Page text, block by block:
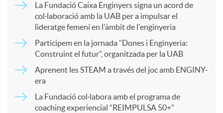
t
La Fundació Caixa Enginyers signa un acord de
col·laboració amb la UAB per a impulsar el
lideratge femení en l'àmbit de l'enginyeria
Participem en la jornada “Dones i Enginyeria:
Construint el futur”, organitzada per la UAB
Aprenent les STEAM a través del joc amb ENGINY-
era
La Fundació col·labora amb el programa de
coaching experiencial “REIMPULSA 50+”